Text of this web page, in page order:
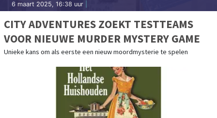
6 maart 2025, 16:38 uur
CITY ADVENTURES ZOEKT TESTTEAMS
VOOR NIEUWE MURDER MYSTERY GAME
Unieke kans om als eerste een nieuw moordmysterie te spelen